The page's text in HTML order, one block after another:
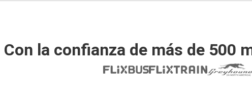
Con la confianza de más de 500